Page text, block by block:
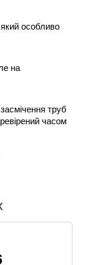
особливо
на
труб
часом
броні: у
гучну